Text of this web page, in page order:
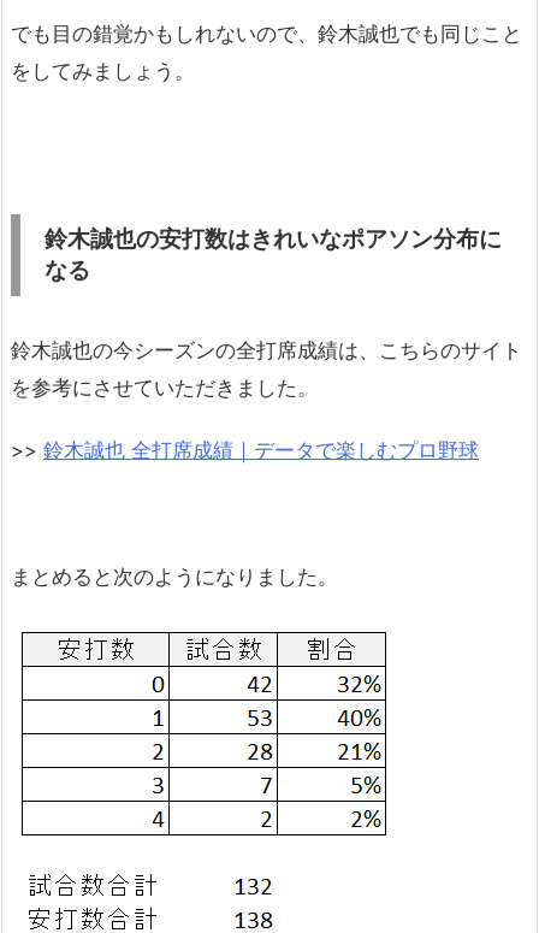
でも目の錯覚かもしれないので、鈴木誠也でも同じこと
をしてみましょう。
鈴木誠也の安打数はきれいなポアソン分布に
なる
鈴木誠也の今シーズンの全打席成績は、こちらのサイト
を参考にさせていただきました。
>> 鈴木誠也 全打席成績｜データで楽しむプロ野球
まとめると次のようになりました。